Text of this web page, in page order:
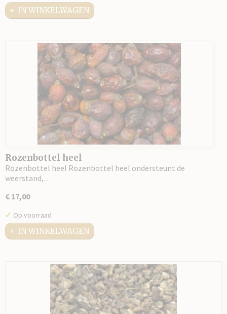
IN WINKELWAGEN
Rozenbottel heel
Rozenbottel heel Rozenbottel heel ondersteunt de
weerstand,…
€ 17,00
✓ Op voorraad
IN WINKELWAGEN